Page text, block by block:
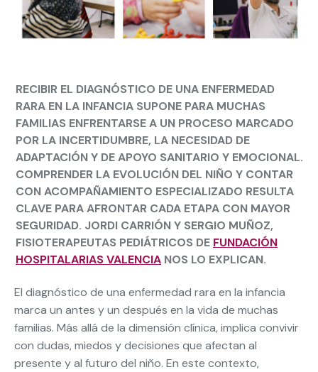
RECIBIR EL DIAGNÓSTICO DE UNA ENFERMEDAD
RARA EN LA INFANCIA SUPONE PARA MUCHAS
FAMILIAS ENFRENTARSE A UN PROCESO MARCADO
POR LA INCERTIDUMBRE, LA NECESIDAD DE
ADAPTACIÓN Y DE APOYO SANITARIO Y EMOCIONAL.
COMPRENDER LA EVOLUCIÓN DEL NIÑO Y CONTAR
CON ACOMPAÑAMIENTO ESPECIALIZADO RESULTA
CLAVE PARA AFRONTAR CADA ETAPA CON MAYOR
SEGURIDAD. JORDI CARRIÓNY SERGIO MUÑOZ,
FISIOTERAPEUTAS PEDIÁTRICOS DE FUNDACIÓN
HOSPITALARIAS VALENCIA NOS LO EXPLICAN.
El diagnóstico de una enfermedad rara en la infancia
marca un antes y un después en la vida de muchas
familias. Más allá de la dimensión clínica, implica convivir
con dudas, miedos y decisiones que afectan al
presente y al futuro del niño. En este contexto,